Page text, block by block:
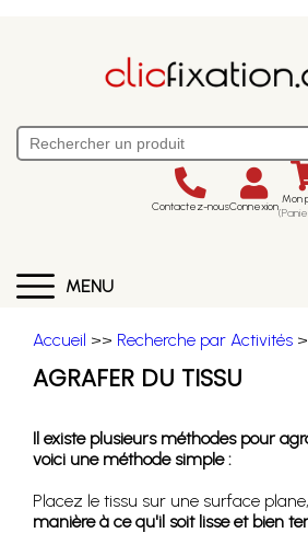
Contactez-nousConnexion Mon
MENU
Accueil >> Recherche par Activités
AGRAFER DU TISSU
Il existe plusieurs méthodes pour
voici une méthode simple :
Placez le tissu sur une surface
manière à ce qu'il soit lisse et bien